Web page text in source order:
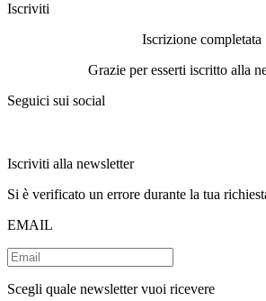
Iscriviti
Iscrizione completata
Grazie per esserti iscritto alla
Seguici sui social
Iscriviti alla newsletter
Si è verificato un errore durante la tua
EMAIL
Scegli quale newsletter vuoi ricevere